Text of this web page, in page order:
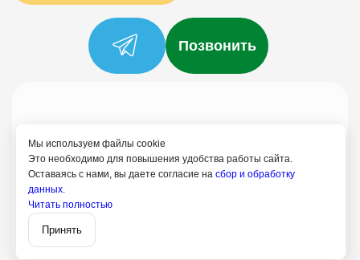
Мы используем файлы cookie
Это необходимо для повышения удобства работы сайта.
Оставаясь с нами, вы даете согласие на сбор и обработку
данных.
Читать полностью
Принять
Позвонить
Политика конфиденциальности
Согласие на обработку
+7 (958) 795-61-54
Красная Поляна